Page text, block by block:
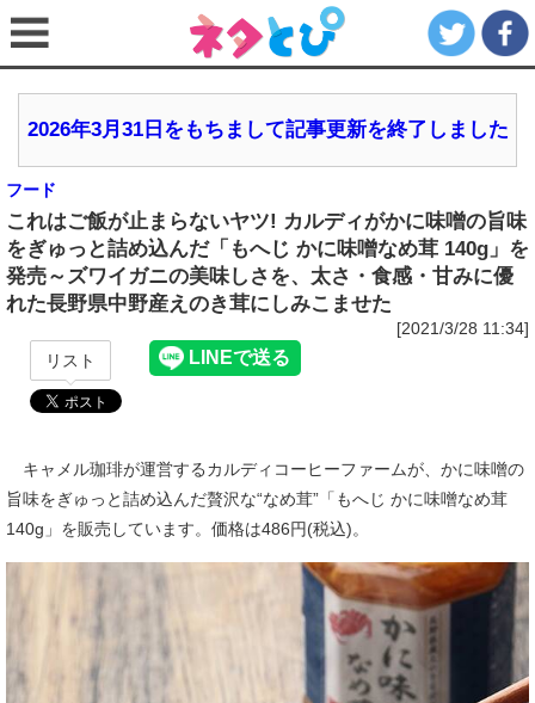
2026年3月31日をもちまして記事更新を終了しました
フード
これはご飯が止まらないヤツ! カルディがかに味噌の旨味
をぎゅっと詰め込んだ「もへじ かに味噌なめ茸 140g」を
発売～ズワイガニの美味しさを、太さ・食感・甘みに優
れた長野県中野産えのき茸にしみこませた
[2021/3/28 11:34]
リスト
キャメル珈琲が運営するカルディコーヒーファームが、かに味噌の
旨味をぎゅっと詰め込んだ贅沢な“なめ茸”「もへじ かに味噌なめ茸
140g」を販売しています。価格は486円(税込)。